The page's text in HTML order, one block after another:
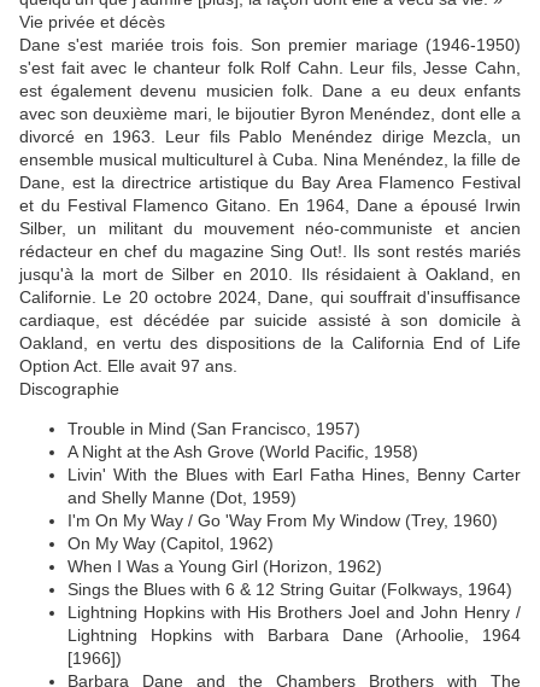
Vie privée et décès
Dane s'est mariée trois fois. Son premier mariage (1946-1950)
s'est fait avec le chanteur folk Rolf Cahn. Leur fils, Jesse Cahn,
est également devenu musicien folk. Dane a eu deux enfants
avec son deuxième mari, le bijoutier Byron Menéndez, dont elle a
divorcé en 1963. Leur fils Pablo Menéndez dirige Mezcla, un
ensemble musical multiculturel à Cuba. Nina Menéndez, la fille de
Dane, est la directrice artistique du Bay Area Flamenco Festival
et du Festival Flamenco Gitano. En 1964, Dane a épousé Irwin
Silber, un militant du mouvement néo-communiste et ancien
rédacteur en chef du magazine Sing Out!. Ils sont restés mariés
jusqu'à la mort de Silber en 2010. Ils résidaient à Oakland, en
Californie. Le 20 octobre 2024, Dane, qui souffrait d'insuffisance
cardiaque, est décédée par suicide assisté à son domicile à
Oakland, en vertu des dispositions de la California End of Life
Option Act. Elle avait 97 ans.
Discographie
Trouble in Mind (San Francisco, 1957)
A Night at the Ash Grove (World Pacific, 1958)
Livin' With the Blues with Earl Fatha Hines, Benny Carter
and Shelly Manne (Dot, 1959)
I'm On My Way / Go 'Way From My Window (Trey, 1960)
On My Way (Capitol, 1962)
When I Was a Young Girl (Horizon, 1962)
Sings the Blues with 6 & 12 String Guitar (Folkways, 1964)
Lightning Hopkins with His Brothers Joel and John Henry /
Lightning Hopkins with Barbara Dane (Arhoolie, 1964
[1966])
Barbara Dane and the Chambers Brothers with The